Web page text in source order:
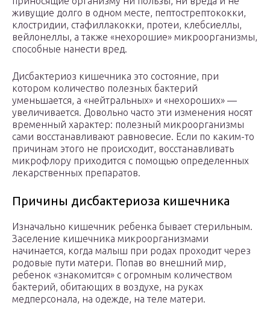
живущие долго в одном месте, пептострептококки,
клостридии, стафиллакокки, протеи, клебсиеллы,
вейлонеллы, а также «нехорошие» микроорганизмы,
способные нанести вред.
Дисбактериоз кишечника это состояние, при
котором количество полезных бактерий
уменьшается, а «нейтральных» и «нехороших» —
увеличивается. Довольно часто эти изменения носят
временный характер: полезный микроорганизмы
сами восстанавливают равновесие. Если по каким-то
причинам этого не происходит, восстанавливать
микрофлору приходится с помощью определенных
лекарственных препаратов.
Причины дисбактериоза кишечника
Изначально кишечник ребенка бывает стерильным.
Заселение кишечника микроорганизмами
начинается, когда малыш при родах проходит через
родовые пути матери. Попав во внешний мир,
ребенок «знакомится» с огромным количеством
бактерий, обитающих в воздухе, на руках
медперсонала, на одежде, на теле матери.